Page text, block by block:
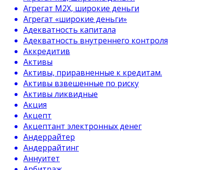
Агрегат М2Х, широкие деньги
Агрегат «широкие деньги»
Адекватность капитала
Адекватность внутреннего контроля
Аккредитив
Активы
Активы, приравненные к кредитам.
Активы взвешенные по риску
Активы ликвидные
Акция
Акцепт
Акцептант электронных денег
Андеррайтер
Андеррайтинг
Аннуитет